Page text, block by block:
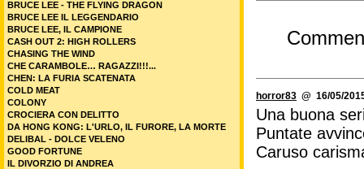
horror83 @ 16/05/
Una buona
Puntate
Caruso
BRUCE LEE - THE FLYING DRAGON
BRUCE LEE IL LEGGENDARIO
BRUCE LEE, IL CAMPIONE
CASH OUT 2: HIGH ROLLERS
CHASING THE WIND
CHE CARAMBOLE… RAGAZZI!!!...
CHEN: LA FURIA SCATENATA
COLD MEAT
COLONY
CROCIERA CON DELITTO
DA HONG KONG: L'URLO, IL FURORE, LA MORTE
DELIBAL - DOLCE VELENO
GOOD FORTUNE
IL DIVORZIO DI ANDREA